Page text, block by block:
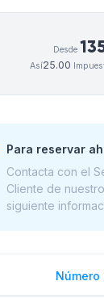
Desde
Así25.00
Para reservar
Contacta con el
Cliente de
siguiente